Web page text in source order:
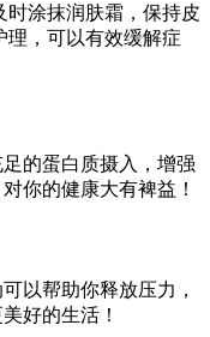
时涂抹润肤霜，保持皮
理，可以有效缓解症
的蛋白质摄入，增强
你的健康大有裨益！
以帮助你释放压力，
好的生活！